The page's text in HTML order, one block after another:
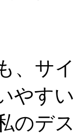
、サ
やす
のデ